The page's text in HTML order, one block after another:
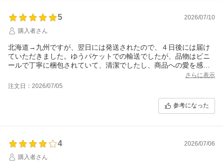
5
2026/07/10
購入者さん
北海道→九州ですが、翌日には発送されたので、４日後には届け
ていただきました。ゆうパケットでの輸送でしたが、品物はビニ
ールで丁寧に梱包されていて、清潔でしたし、商品への愛を感
味も美味しかったですし、お得に感じました。また購入させてい
さらに表示
注文日：2026/07/05
参考になった
4
2026/07/06
購入者さん